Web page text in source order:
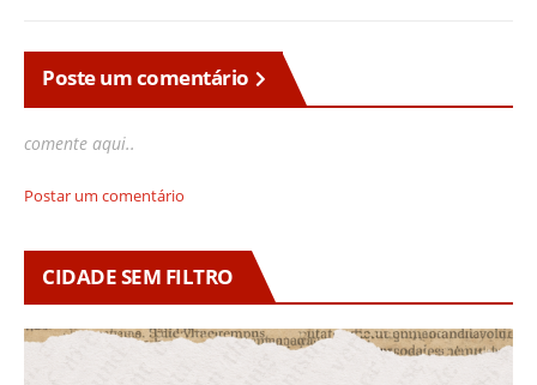
Poste um comentário
comente aqui..
Postar um comentário
CIDADE SEM FILTRO